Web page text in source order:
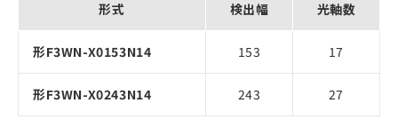
形式 検出幅 光軸数
形F3WN-X0153N14 153 17
形F3WN-X0243N14 243 27